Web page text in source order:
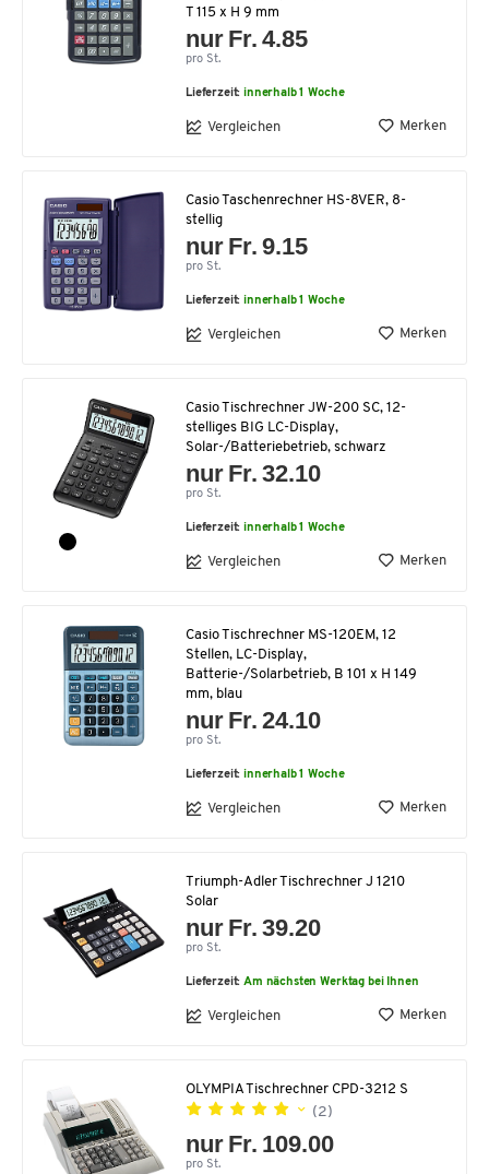
T 115 x H 9 mm
nur Fr. 4.85
pro St.
Lieferzeit:innerhalb 1 Woche
Vergleichen Merken
Casio Taschenrechner HS-8VER, 8-
stellig
nur Fr. 9.15
pro St.
Lieferzeit:innerhalb 1 Woche
Vergleichen Merken
Casio Tischrechner JW-200 SC, 12-
stelliges BIG LC-Display,
Solar-/Batteriebetrieb, schwarz
nur Fr. 32.10
pro St.
Lieferzeit:innerhalb 1 Woche
Vergleichen Merken
Casio Tischrechner MS-120EM, 12
Stellen, LC-Display,
Batterie-/Solarbetrieb, B 101 x H 149
mm, blau
nur Fr. 24.10
pro St.
Lieferzeit:innerhalb 1 Woche
Vergleichen Merken
Triumph-Adler Tischrechner J 1210
Solar
nur Fr. 39.20
pro St.
Lieferzeit:Am nächsten Werktag bei Ihnen
Vergleichen Merken
OLYMPIA Tischrechner CPD-3212 S
(2)
nur Fr. 109.00
pro St.